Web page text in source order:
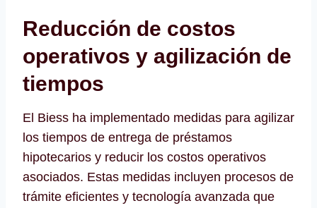
Reducción de costos
operativos y agilización de
tiempos
El Biess ha implementado medidas para agilizar
los tiempos de entrega de préstamos
hipotecarios y reducir los costos operativos
asociados. Estas medidas incluyen procesos de
trámite eficientes y tecnología avanzada que